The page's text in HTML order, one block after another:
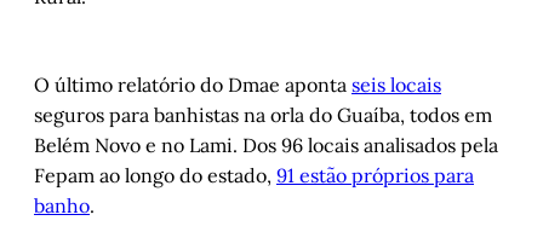
O último relatório do Dmae aponta seis locais
seguros para banhistas na orla do Guaíba, todos em
Belém Novo e no Lami. Dos 96 locais analisados pela
Fepam ao longo do estado, 91 estão próprios para
banho.